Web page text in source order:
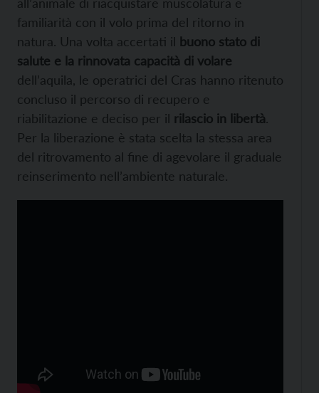
familiarità con il volo prima del ritorno in
natura. Una volta accertati il buono stato di
salute e la rinnovata capacità di volare
dell’aquila, le operatrici del Cras hanno ritenuto
concluso il percorso di recupero e
riabilitazione e deciso per il rilascio in libertà.
Per la liberazione è stata scelta la stessa area
del ritrovamento al fine di agevolare il graduale
reinserimento nell’ambiente naturale.